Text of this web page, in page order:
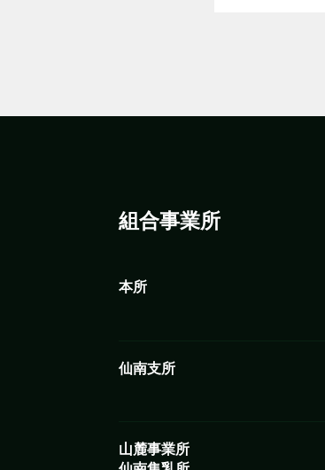
組合事業所
本所
仙南支所
山麓事業所